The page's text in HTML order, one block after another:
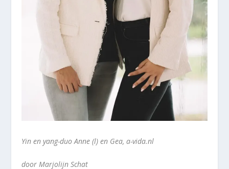
Yin en yang-duo Anne (l) en Gea, a-vida.nl
door Marjolijn Schat